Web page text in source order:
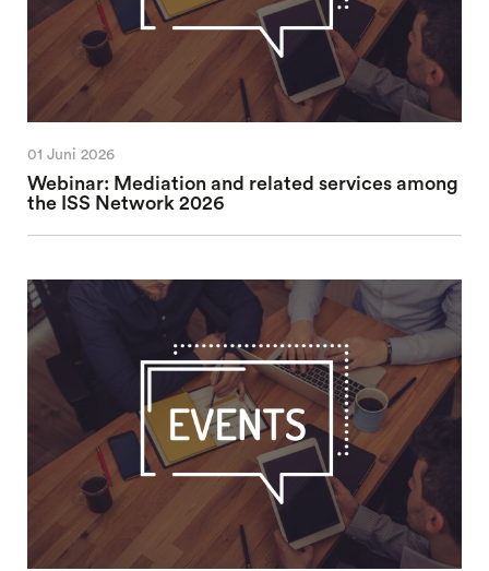
01 Juni 2026
Webinar: Mediation and related services among
the ISS Network 2026